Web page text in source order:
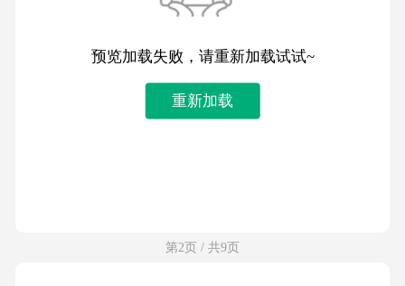
预览加载失败，请重新加载试试~
重新加载
第2页 / 共9页